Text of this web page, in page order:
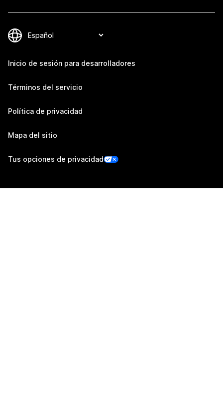
Inicio de sesión para desarrolladores
Términos del servicio
Política de privacidad
Mapa del sitio
Tus opciones de privacidad